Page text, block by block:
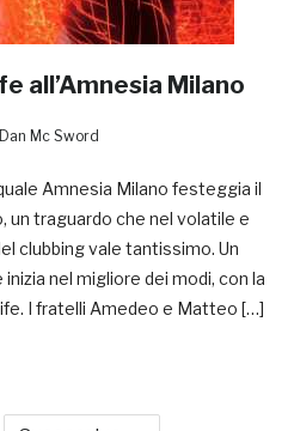
all’Amnesia Milano
Dan Mc Sword
Amnesia Milano festeggia il
traguardo che nel volatile e
clubbing vale tantissimo. Un
nel migliore dei modi, con la
I fratelli Amedeo e Matteo […]